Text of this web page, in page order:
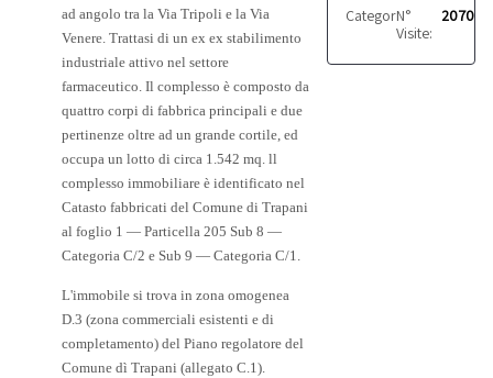
Categoria: Produttivo
N°
Visite:
2070
ad angolo tra la Via Tripoli e la Via
Venere. Trattasi di un ex ex stabilimento
industriale attivo nel settore
farmaceutico. Il complesso è composto da
quattro corpi di fabbrica principali e due
pertinenze oltre ad un grande cortile, ed
occupa un lotto di circa 1.542 mq. ll
complesso immobiliare è identificato nel
Catasto fabbricati del Comune di Trapani
al foglio 1 — Particella 205 Sub 8 —
Categoria C/2 e Sub 9 — Categoria C/1.
L'immobile si trova in zona omogenea
D.3 (zona commerciali esistenti e di
completamento) del Piano regolatore del
Comune dì Trapani (allegato C.1).